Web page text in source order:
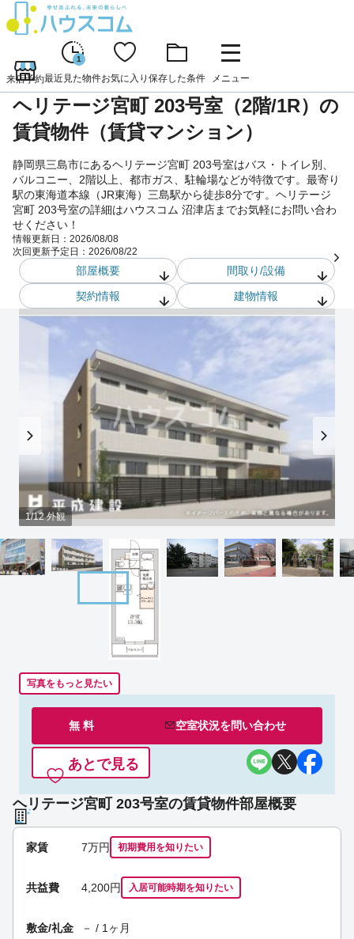
来店予約
1
最近見た物件お気に入り 保存した条件 メニュー
ヘリテージ宮町 203号室（2階/1R）の
賃貸物件（賃貸マンション）
静岡県三島市にあるヘリテージ宮町 203号室はバス・トイレ別、
バルコニー、2階以上、都市ガス、駐輪場などが特徴です。最寄り
駅の東海道本線（JR東海）三島駅から徒歩8分です。ヘリテージ
宮町 203号室の詳細はハウスコム 沼津店までお気軽にお問い合わ
せください！
情報更新日： 2026/08/08
次回更新予定日： 2026/08/22
部屋概要
間取り/設備
契約情報
建物情報
1/12 外観
写真をもっと見たい
無 料 空室状況を問い合わせ
あとで見る
ヘリテージ宮町 203号室の賃貸物件部屋概要
家賃 7万円 初期費用を知りたい
共益費 4,200円 入居可能時期を知りたい
敷金/礼金 － / 1ヶ月